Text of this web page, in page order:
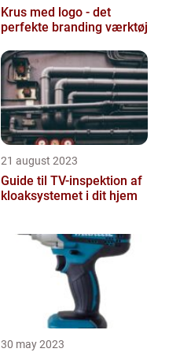
Krus med logo - det
perfekte branding værktøj
21 august 2023
Guide til TV-inspektion af
kloaksystemet i dit hjem
30 may 2023